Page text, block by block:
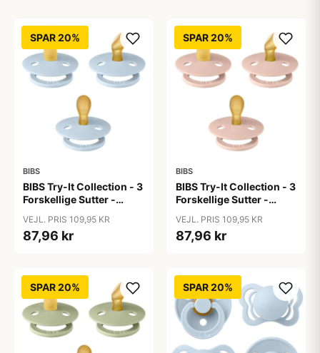
SPAR 20%
BIBS
BIBS Try-It Collection - 3
Forskellige Sutter -
Blue
VEJL. PRIS 109,95 KR
87,96 kr
SPAR 20%
BIBS
BIBS Try-It Collection - 3
Forskellige Sutter -
VEJL. PRIS 109,95 KR
87,96 kr
SPAR 20% SPAR 20%